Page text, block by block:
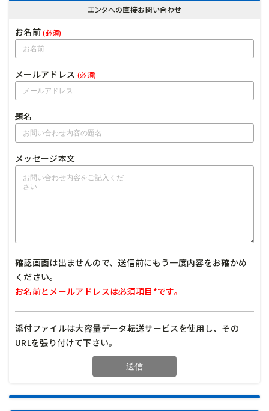
エンタへの直接お問い合わせ
お名前(必須)
メールアドレス (必須)
題名
メッセージ本文
確認画面は出ませんので、送信前にもう一度内容をお確かめ
ください。
お名前とメールアドレスは必須項目*です。
添付ファイルは大容量データ転送サービスを使用し、その
URLを張り付けて下さい。